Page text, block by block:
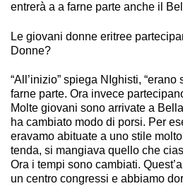
entrerà a a farne parte anche il
Le giovani donne eritree
Donne?
“All’inizio” spiega NIghisti,
farne parte. Ora invece
Molte giovani sono arrivate a
ha cambiato modo di porsi. Per
eravamo abituate a uno stile
tenda, si mangiava quello che
Ora i tempi sono cambiati.
un centro congressi e abbiamo